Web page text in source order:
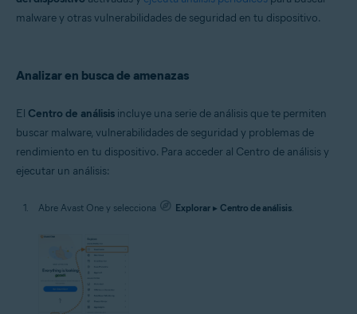
malware y otras vulnerabilidades de seguridad en tu dispositivo.
Analizar en busca de amenazas
El Centro de análisis incluye una serie de análisis que te permiten
buscar malware, vulnerabilidades de seguridad y problemas de
rendimiento en tu dispositivo. Para acceder al Centro de análisis y
ejecutar un análisis:
Abre Avast One y selecciona Explorar ▸ Centro de análisis